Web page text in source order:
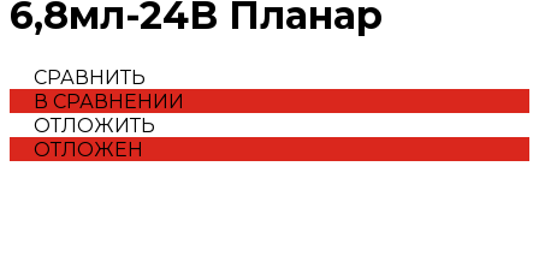
6,8мл-24В Планар
СРАВНИТЬ
В СРАВНЕНИИ
ОТЛОЖИТЬ
ОТЛОЖЕН